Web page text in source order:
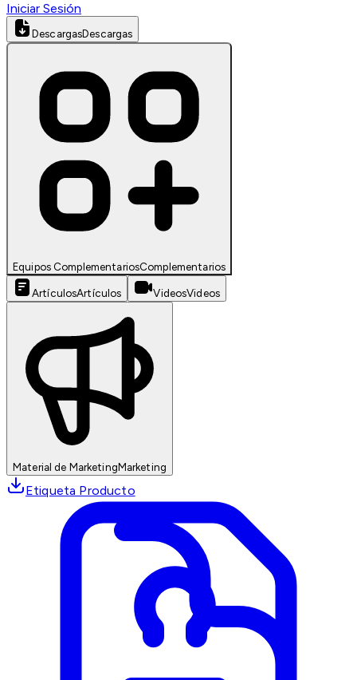
Iniciar Sesión
DescargasDescargas
Equipos ComplementariosComplementarios
ArtículosArtículos VideosVideos
Material de MarketingMarketing
Etiqueta Producto